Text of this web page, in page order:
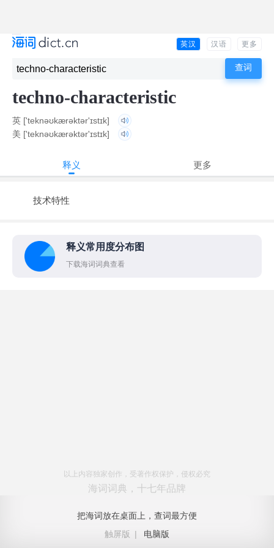
英汉 汉语 更多
techno-characteristic
英 ['teknəʊkærəktər'ɪstɪk]
美 ['teknəʊkærəktər'ɪstɪk]
释义 更多
技术特性
释义常用度分布图
下载海词词典查看
以上内容独家创作，受著作权保护，侵权必究
海词词典，十七年品牌
把海词放在桌面上，查词最方便
触屏版
|
电脑版